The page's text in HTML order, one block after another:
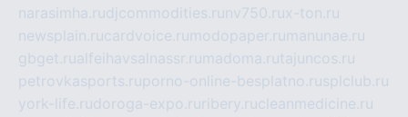
narasimha.rudjcommodities.ru nv750.rux-ton.ru
newsplain.rucardvoice.ru modopaper.ru manunae.ru
gbget.rualfeihavsalnassr.ru madoma.rutajuncos.ru
petrovkasports.ruporno-online-besplatno.rusplclub.ru
york-life.rudoroga-expo.ru ribery.rucleanmedicine.ru